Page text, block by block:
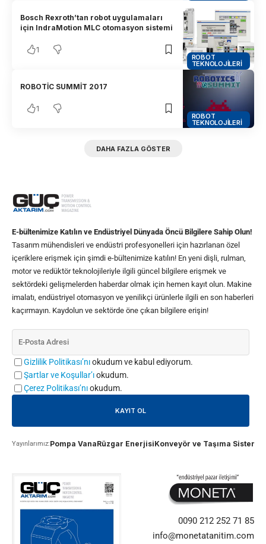
ROBOT
TEKNOLOJILERI
Bosch Rexroth’tan robot uygulamaları
için IndraMotion MLC otomasyon sistemi
1
ROBOT
TEKNOLOJILERI
ROBOTİC SUMMİT 2017
1
DAHA FAZLA GÖSTER
E-bültenimize Katılın ve Endüstriyel Dünyada Öncü Bilgilere Sahip Olun!
Tasarım mühendisleri ve endüstri profesyonelleri için hazırlanan özel
içeriklere erişmek için şimdi e-bültenimize katılın! En yeni dişli, rulman,
motor ve redüktör teknolojileriyle ilgili güncel bilgilere erişmek ve
sektördeki gelişmelerden haberdar olmak için hemen kayıt olun. Makine
imalatı, endüstriyel otomasyon ve yenilikçi ürünlerle ilgili en son haberleri
kaçırmayın. Kaydolun ve sektörde öne çıkan bilgilere erişin!
Gizlilik Politikası’nıokudum ve kabul ediyorum.
Şartlar ve Koşullar’ıokudum.
Çerez Politikası’nıokudum.
Yayınlarımız:Pompa VanaRüzgar EnerjisiKonveyör ve Taşıma
0090 212 252 71 85
info@monetatanitim.com